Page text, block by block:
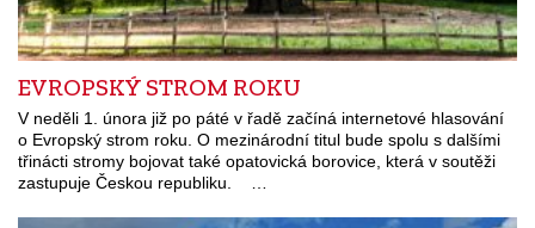
EVROPSKÝ STROM ROKU
V neděli 1. února již po páté v řadě začíná internetové hlasování
o Evropský strom roku. O mezinárodní titul bude spolu s dalšími
třinácti stromy bojovat také opatovická borovice, která v soutěži
zastupuje Českou republiku. …